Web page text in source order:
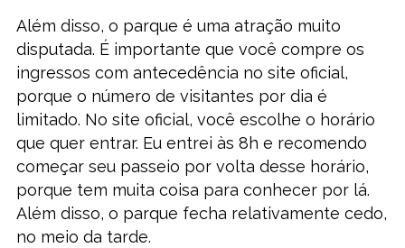
Além disso, o parque é uma atração muito
disputada. É importante que você compre os
ingressos com antecedência no site oficial,
porque o número de visitantes por dia é
limitado. No site oficial, você escolhe o horário
que quer entrar. Eu entrei às 8h e recomendo
começar seu passeio por volta desse horário,
porque tem muita coisa para conhecer por lá.
Além disso, o parque fecha relativamente cedo,
no meio da tarde.